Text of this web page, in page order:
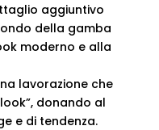
aggiuntivo
della gamba
moderno e alla
lavorazione che
donando al
e di tendenza.